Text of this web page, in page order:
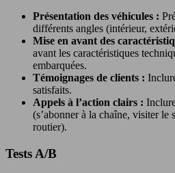
Présentation des véhicules :
différents angles (intérieur,
Mise en avant des
avant les caractéristiques
embarquées.
Témoignages de clients :
satisfaits.
Appels à l’action clairs :
(s’abonner à la chaîne, visiter le
routier).
Tests A/B